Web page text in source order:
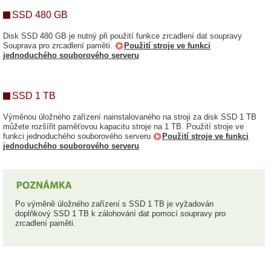
SSD 480 GB
Disk SSD 480 GB je nutný při použití funkce zrcadlení dat soupravy
Souprava pro zrcadlení paměti.
Použití stroje ve funkci
jednoduchého souborového serveru
SSD 1 TB
Výměnou úložného zařízení nainstalovaného na stroji za disk SSD 1 TB
můžete rozšířit paměťovou kapacitu stroje na 1 TB. Použití stroje ve
funkci jednoduchého souborového serveru
Použití stroje ve funkci
jednoduchého souborového serveru
Po výměně úložného zařízení s SSD 1 TB je vyžadován
doplňkový SSD 1 TB k zálohování dat pomocí soupravy pro
zrcadlení paměti.